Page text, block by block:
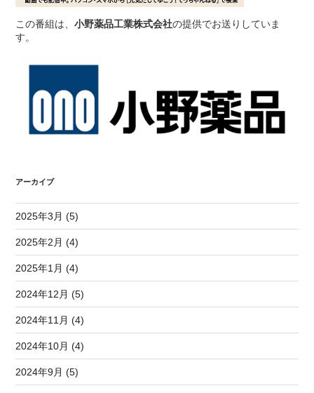
この番組は、小野薬品工業株式会社の提供でお送りしていま
す。
アーカイブ
2025年3月 (5)
2025年2月 (4)
2025年1月 (4)
2024年12月 (5)
2024年11月 (4)
2024年10月 (4)
2024年9月 (5)